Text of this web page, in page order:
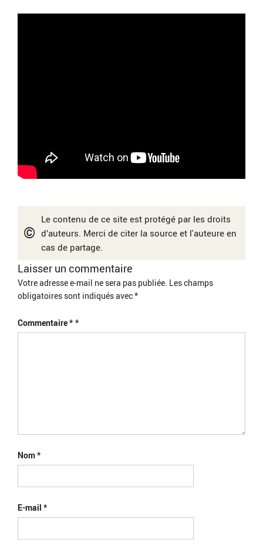
©
Le contenu de ce site est protégé par les droits
d’auteurs. Merci de citer la source et l'auteure en
cas de partage.
Laisser un commentaire
Votre adresse e-mail ne sera pas publiée. Les champs
obligatoires sont indiqués avec*
Commentaire*
Nom*
E-mail *